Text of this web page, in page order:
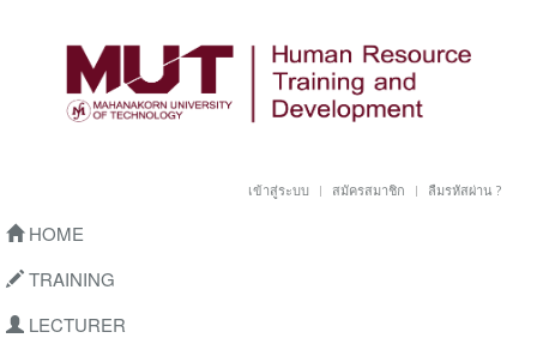
เข้าสู่ระบบ สมัครสมาชิก ลืมรหัสผ่าน ?
HOME
TRAINING
LECTURER